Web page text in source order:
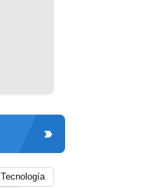
Tecnología